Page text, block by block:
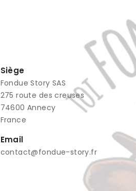
Siège
Fondue Story SAS
​275 route des creuses
74600 Annecy
France
Email
contact@fondue-story.fr